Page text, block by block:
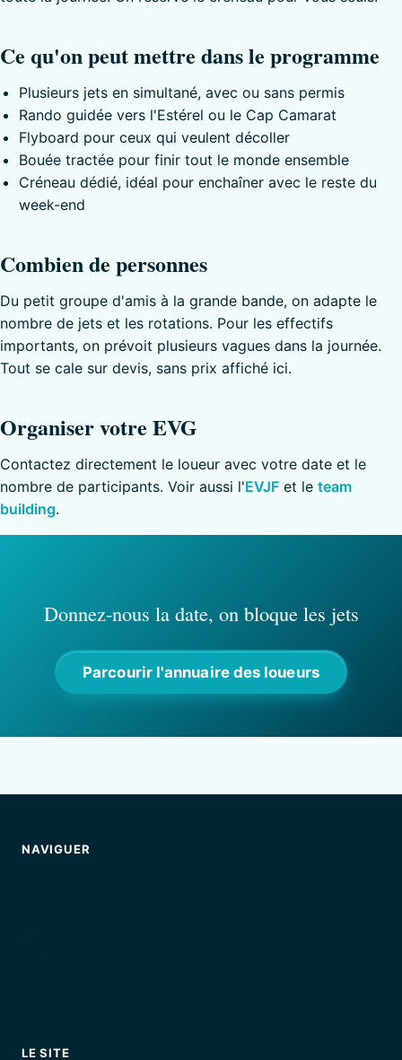
Ce qu'on peut mettre dans le programme
Plusieurs jets en simultané, avec ou sans permis
Rando guidée vers l'Estérel ou le Cap Camarat
Flyboard pour ceux qui veulent décoller
Bouée tractée pour finir tout le monde ensemble
Créneau dédié, idéal pour enchaîner avec le reste du
week-end
Combien de personnes
Du petit groupe d'amis à la grande bande, on adapte le
nombre de jets et les rotations. Pour les effectifs
importants, on prévoit plusieurs vagues dans la journée.
Tout se cale sur devis, sans prix affiché ici.
Organiser votre EVG
Contactez directement le loueur avec votre date et le
nombre de participants. Voir aussi l'EVJF et le team
building.
Donnez-nous la date, on bloque les jets
Parcourir l'annuaire des loueurs
NAVIGUER
LE SITE